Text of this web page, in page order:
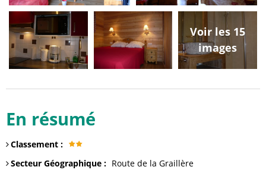
Voir les 15
images
En résumé
Classement :
Secteur Géographique : Route de la Graillère